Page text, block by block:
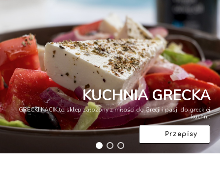
KUCHNIA GRECKA
GRECKI KĄCIK to sklep założony z miłości do Grecji i pasji do greckiej
kuchni.
Przepisy